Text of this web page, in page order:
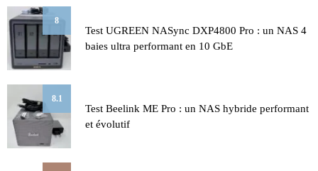
8
Test UGREEN NASync DXP4800 Pro : un NAS 4
baies ultra performant en 10 GbE
8.1
Test Beelink ME Pro : un NAS hybride performant
et évolutif